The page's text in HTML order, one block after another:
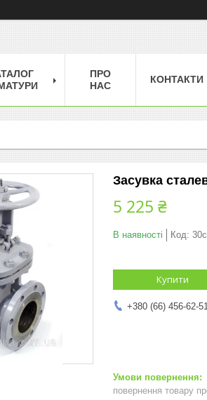
ПРО
НАС
КОНТАКТИ
Засувка
5 225 ₴
В наявності Код:
Купити
+380 (66) 456-62-51
повернення товару